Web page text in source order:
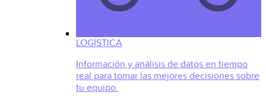
LOGÍSTICA
Información y análisis de datos en tiempo
real para tomar las mejores decisiones sobre
tu equipo.